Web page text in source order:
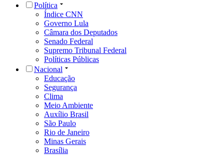
Política
Índice CNN
Governo Lula
Câmara dos Deputados
Senado Federal
Supremo Tribunal Federal
Políticas Públicas
Nacional
Educação
Segurança
Clima
Meio Ambiente
Auxílio Brasil
São Paulo
Rio de Janeiro
Minas Gerais
Brasília